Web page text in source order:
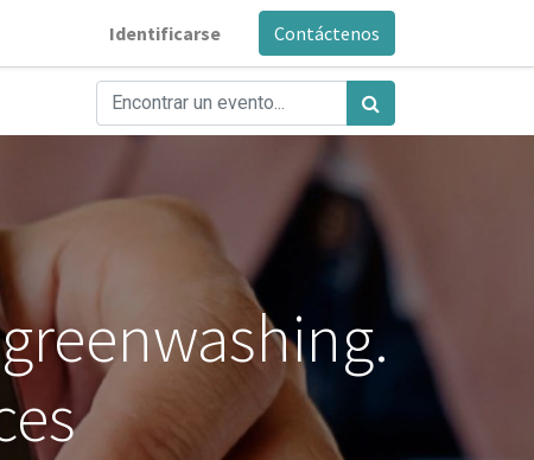
Identificarse Contáctenos